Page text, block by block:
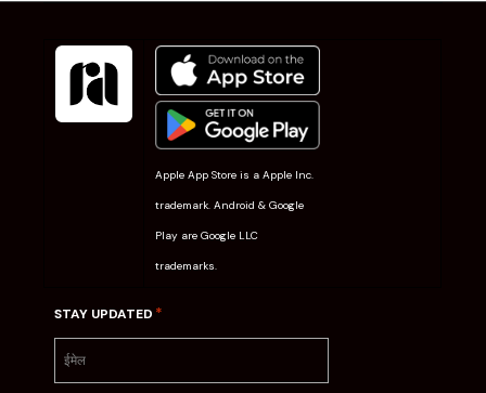
Apple App Store is a Apple Inc.
trademark. Android & Google
Play are Google LLC
trademarks.
STAY UPDATED *